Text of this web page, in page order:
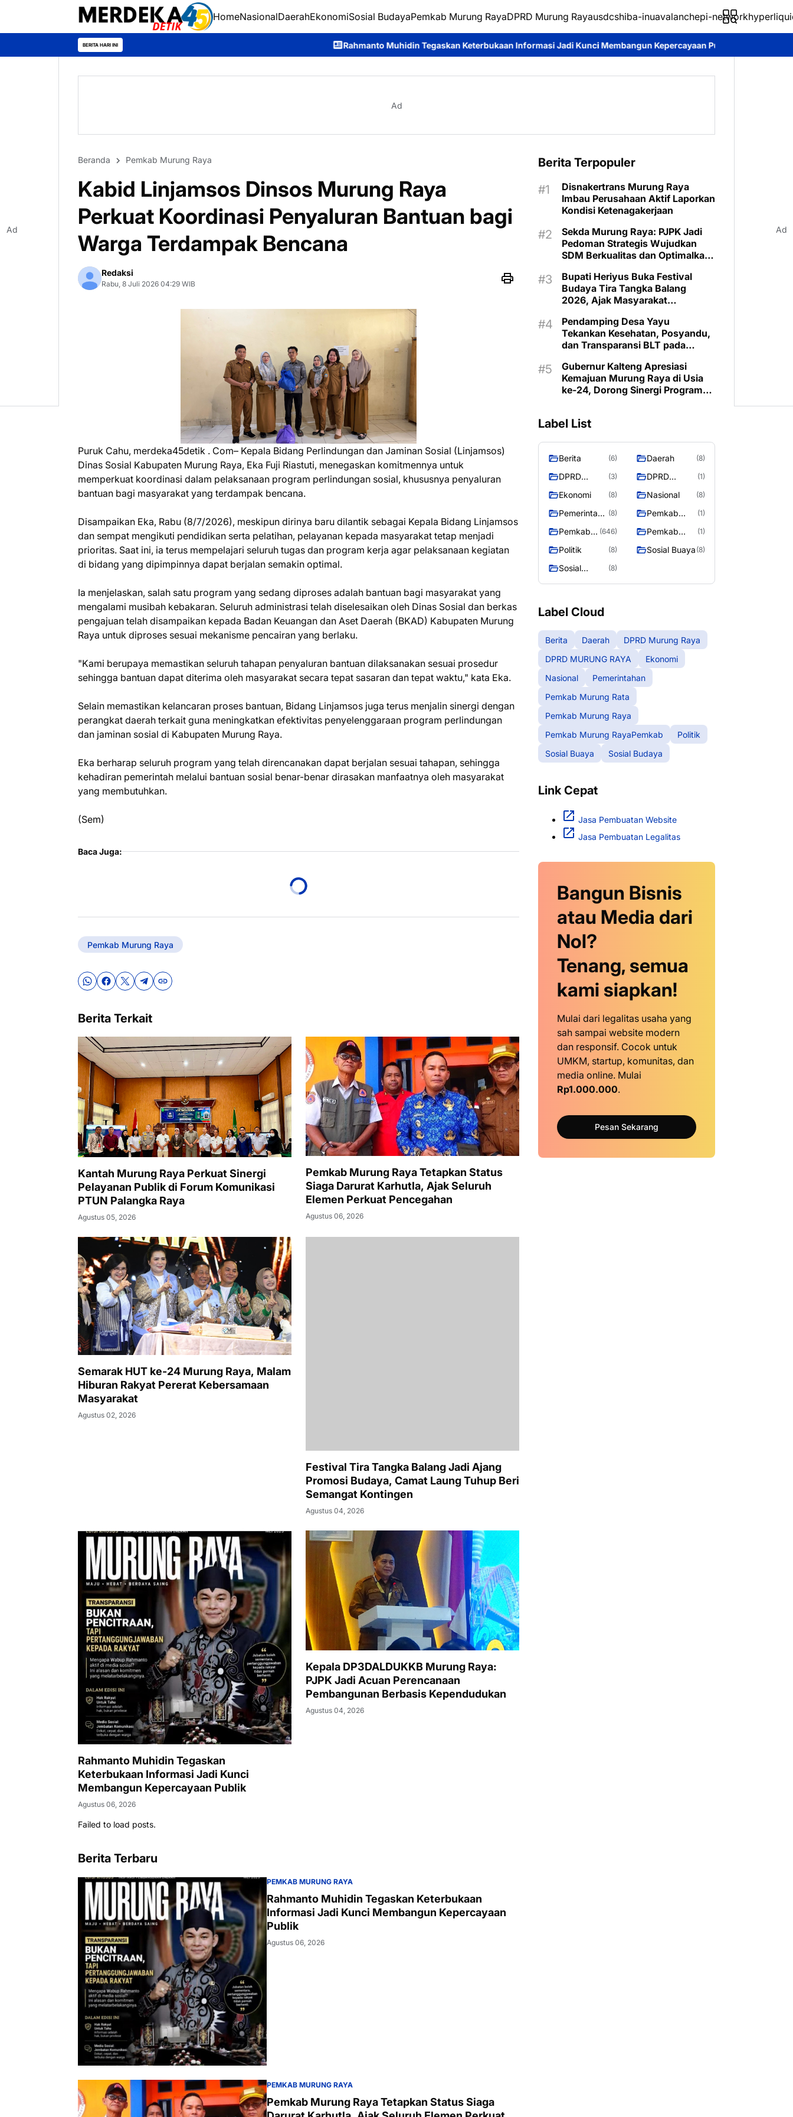
HomeNasionalDaerahEkonomiSosial BudayaPemkab Murung RayaDPRD Murung Rayausdcshiba-inuavalanchepi-network
BERITA HARI INI Rahmanto Muhidin Tegaskan Keterbukaan Informasi Jadi Kunci Membangun Kepercayaan Publik Pemkab Murung Raya Tetapkan
Ad
Beranda Pemkab Murung Raya
Kabid Linjamsos Dinsos Murung Raya
Perkuat Koordinasi Penyaluran Bantuan bagi
Warga Terdampak Bencana
Redaksi
Rabu, 8 Juli 2026 04:29 WIB
Puruk Cahu, merdeka45detik . Com– Kepala Bidang Perlindungan dan Jaminan Sosial (Linjamsos)
Dinas Sosial Kabupaten Murung Raya, Eka Fuji Riastuti, menegaskan komitmennya untuk
memperkuat koordinasi dalam pelaksanaan program perlindungan sosial, khususnya penyaluran
bantuan bagi masyarakat yang terdampak bencana.
Disampaikan Eka, Rabu (8/7/2026), meskipun dirinya baru dilantik sebagai Kepala Bidang Linjamsos
dan sempat mengikuti pendidikan serta pelatihan, pelayanan kepada masyarakat tetap menjadi
prioritas. Saat ini, ia terus mempelajari seluruh tugas dan program kerja agar pelaksanaan kegiatan
di bidang yang dipimpinnya dapat berjalan semakin optimal.
Ia menjelaskan, salah satu program yang sedang diproses adalah bantuan bagi masyarakat yang
mengalami musibah kebakaran. Seluruh administrasi telah diselesaikan oleh Dinas Sosial dan berkas
pengajuan telah disampaikan kepada Badan Keuangan dan Aset Daerah (BKAD) Kabupaten Murung
Raya untuk diproses sesuai mekanisme pencairan yang berlaku.
"Kami berupaya memastikan seluruh tahapan penyaluran bantuan dilaksanakan sesuai prosedur
sehingga bantuan dapat diterima oleh masyarakat secara tepat sasaran dan tepat waktu," kata Eka.
Selain memastikan kelancaran proses bantuan, Bidang Linjamsos juga terus menjalin sinergi dengan
perangkat daerah terkait guna meningkatkan efektivitas penyelenggaraan program perlindungan
dan jaminan sosial di Kabupaten Murung Raya.
Eka berharap seluruh program yang telah direncanakan dapat berjalan sesuai tahapan, sehingga
kehadiran pemerintah melalui bantuan sosial benar-benar dirasakan manfaatnya oleh masyarakat
yang membutuhkan.
(Sem)
Baca Juga:
Pemkab Murung Raya
Berita Terkait
Kantah Murung Raya Perkuat Sinergi
Pelayanan Publik di Forum Komunikasi
PTUN Palangka Raya
Agustus 05, 2026
Pemkab Murung Raya Tetapkan Status
Siaga Darurat Karhutla, Ajak Seluruh
Elemen Perkuat Pencegahan
Agustus 06, 2026
Semarak HUT ke-24 Murung Raya, Malam
Hiburan Rakyat Pererat Kebersamaan
Masyarakat
Agustus 02, 2026
Festival Tira Tangka Balang Jadi Ajang
Promosi Budaya, Camat Laung Tuhup Beri
Semangat Kontingen
Agustus 04, 2026
Rahmanto Muhidin Tegaskan
Keterbukaan Informasi Jadi Kunci
Membangun Kepercayaan Publik
Agustus 06, 2026
Kepala DP3DALDUKKB Murung Raya:
PJPK Jadi Acuan Perencanaan
Pembangunan Berbasis Kependudukan
Agustus 04, 2026
Failed to load posts.
Berita Terbaru
PEMKAB MURUNG RAYA
Rahmanto Muhidin Tegaskan Keterbukaan
Informasi Jadi Kunci Membangun Kepercayaan
Publik
Agustus 06, 2026
PEMKAB MURUNG RAYA
Pemkab Murung Raya Tetapkan Status Siaga
Berita Terpopuler
Disnakertrans Murung Raya
Imbau Perusahaan Aktif Laporkan
Kondisi Ketenagakerjaan
Sekda Murung Raya: PJPK Jadi
Pedoman Strategis Wujudkan
SDM Berkualitas dan Optimalkan
Bupati Heriyus Buka Festival
Budaya Tira Tangka Balang
2026, Ajak Masyarakat
Pendamping Desa Yayu
Tekankan Kesehatan, Posyandu,
dan Transparansi BLT pada
Gubernur Kalteng Apresiasi
Kemajuan Murung Raya di Usia
ke-24, Dorong Sinergi Program
Label List
Berita (6) Daerah (8)
DPRD
Raya
(3)
DPRD
RAYA
(1)
Ekonomi (8) Nasional (8)
Pemerintaha (8)
Pemkab
(1)
Pemkab
Raya
(646)
Pemkab
RayaPemka
(1)
Politik (8) Sosial Buaya (8)
Sosial
(8)
Label Cloud
Berita Daerah
DPRD Murung Raya
DPRD MURUNG RAYA
Ekonomi
Nasional
Pemerintahan
Pemkab Murung Rata
Pemkab Murung Raya
Pemkab Murung RayaPemkab
Politik
Sosial Buaya
Sosial Budaya
Link Cepat
Jasa Pembuatan Website
Jasa Pembuatan Legalitas
Bangun Bisnis
atau Media dari
Nol?
Tenang, semua
kami siapkan!
Mulai dari legalitas usaha yang
sah sampai website modern
dan responsif. Cocok untuk
UMKM, startup, komunitas, dan
media online. Mulai
Rp1.000.000.
Pesan Sekarang
Ad Ad